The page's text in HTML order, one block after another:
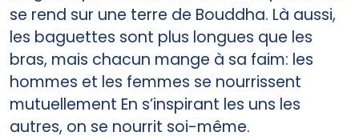
se rend sur une terre de Bouddha. Là aussi,
les baguettes sont plus longues que les
bras, mais chacun mange à sa faim: les
hommes et les femmes se nourrissent
mutuellement En s’inspirant les uns les
autres, on se nourrit soi-même.